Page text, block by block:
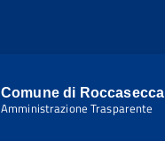
Comune di Roccasecca
Amministrazione Trasparente